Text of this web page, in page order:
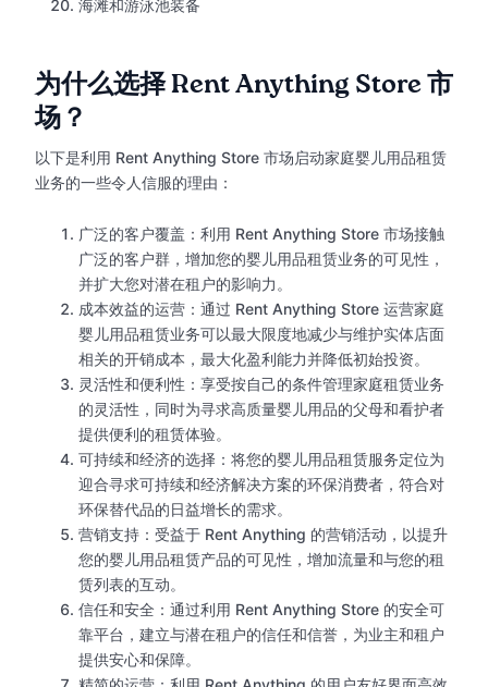
海滩和游泳池装备
为什么选择 Rent Anything Store 市
场？
以下是利用 Rent Anything Store 市场启动家庭婴儿用品租赁
业务的一些令人信服的理由：
广泛的客户覆盖：利用 Rent Anything Store 市场接触
广泛的客户群，增加您的婴儿用品租赁业务的可见性，
并扩大您对潜在租户的影响力。
成本效益的运营：通过 Rent Anything Store 运营家庭
婴儿用品租赁业务可以最大限度地减少与维护实体店面
相关的开销成本，最大化盈利能力并降低初始投资。
灵活性和便利性：享受按自己的条件管理家庭租赁业务
的灵活性，同时为寻求高质量婴儿用品的父母和看护者
提供便利的租赁体验。
可持续和经济的选择：将您的婴儿用品租赁服务定位为
迎合寻求可持续和经济解决方案的环保消费者，符合对
环保替代品的日益增长的需求。
营销支持：受益于 Rent Anything 的营销活动，以提升
您的婴儿用品租赁产品的可见性，增加流量和与您的租
赁列表的互动。
信任和安全：通过利用 Rent Anything Store 的安全可
靠平台，建立与潜在租户的信任和信誉，为业主和租户
提供安心和保障。